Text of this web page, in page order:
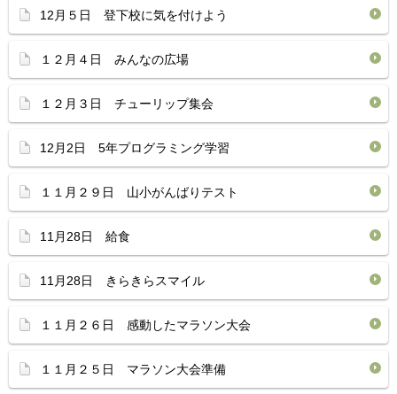
12月５日 登下校に気を付けよう
１２月４日 みんなの広場
１２月３日 チューリップ集会
12月2日 5年プログラミング学習
１１月２９日 山小がんばりテスト
11月28日 給食
11月28日 きらきらスマイル
１１月２６日 感動したマラソン大会
１１月２５日 マラソン大会準備